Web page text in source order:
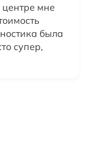
центре мне
была
супер,